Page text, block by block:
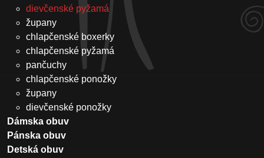
dievčenské pyžamá
župany
chlapčenské boxerky
chlapčenské pyžamá
pančuchy
chlapčenské ponožky
župany
dievčenské ponožky
Dámska obuv
Pánska obuv
Detská obuv